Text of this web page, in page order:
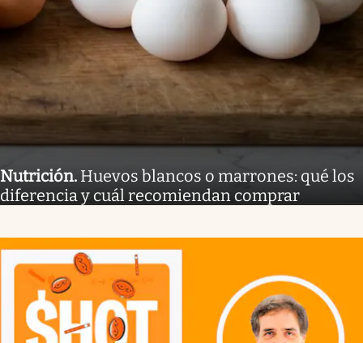
Nutrición. Huevos blancos o marrones: qué los
diferencia y cuál recomiendan comprar